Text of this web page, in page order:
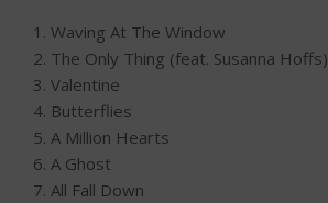
1. Waving At The Window
2. The Only Thing (feat. Susanna Hoffs)
3. Valentine
4. Butterflies
5. A Million Hearts
6. A Ghost
7. All Fall Down